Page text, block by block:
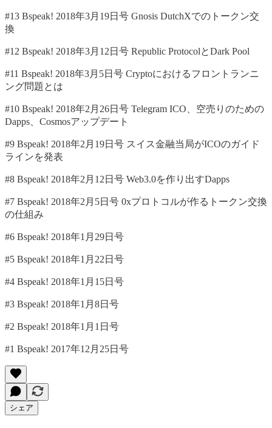
#13 Bspeak! 2018年3月19日号 Gnosis DutchXでのトークン交
換
#12 Bspeak! 2018年3月12日号 Republic ProtocolとDark Pool
#11 Bspeak! 2018年3月5日号 Cryptoにおけるフロントランニ
ング問題とは
#10 Bspeak! 2018年2月26日号 Telegram ICO、空売りのための
Dapps、Cosmosアップデート
#9 Bspeak! 2018年2月19日号 スイス金融当局がICOのガイド
ラインを発表
#8 Bspeak! 2018年2月12日号 Web3.0を作り出すDapps
#7 Bspeak! 2018年2月5日号 0xプロトコルが作るトークン交換
の仕組み
#6 Bspeak! 2018年1月29日号
#5 Bspeak! 2018年1月22日号
#4 Bspeak! 2018年1月15日号
#3 Bspeak! 2018年1月8日号
#2 Bspeak! 2018年1月1日号
#1 Bspeak! 2017年12月25日号
シェア